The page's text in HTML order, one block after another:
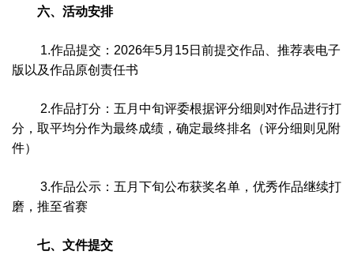
六、活动安排
1.作品提交：2026年5月15日前提交作品、推荐表电子
版以及作品原创责任书
2.作品打分：五月中旬评委根据评分细则对作品进行打
分，取平均分作为最终成绩，确定最终排名（评分细则见附
件）
3.作品公示：五月下旬公布获奖名单，优秀作品继续打
磨，推至省赛
七、文件提交